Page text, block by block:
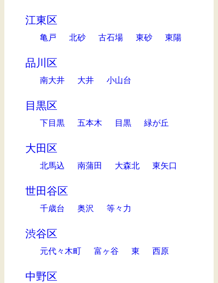
江東区
亀戸 北砂 古石場 東砂 東陽
品川区
南大井 大井 小山台
目黒区
下目黒 五本木 目黒 緑が丘
大田区
北馬込 南蒲田 大森北 東矢口
世田谷区
千歳台 奥沢 等々力
渋谷区
元代々木町 富ヶ谷 東 西原
中野区